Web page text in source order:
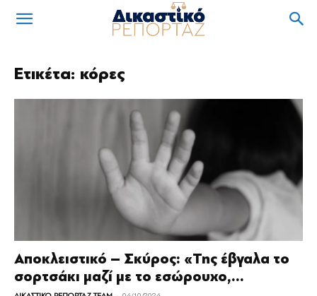
Ετικέτα: κόρες
Αποκλειστικό – Σκύρος: «Της έβγαλα το
σορτσάκι μαζί με το εσώρουχο,...